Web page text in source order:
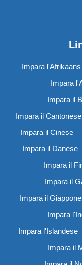
Impara l'Afrikaans
Impara
Impara il
Impara il Cantonese
Impara il Cinese
Impara il Danese
Impara il
Impara il
Impara il
Impara
Impara l'Islandese
Impara il